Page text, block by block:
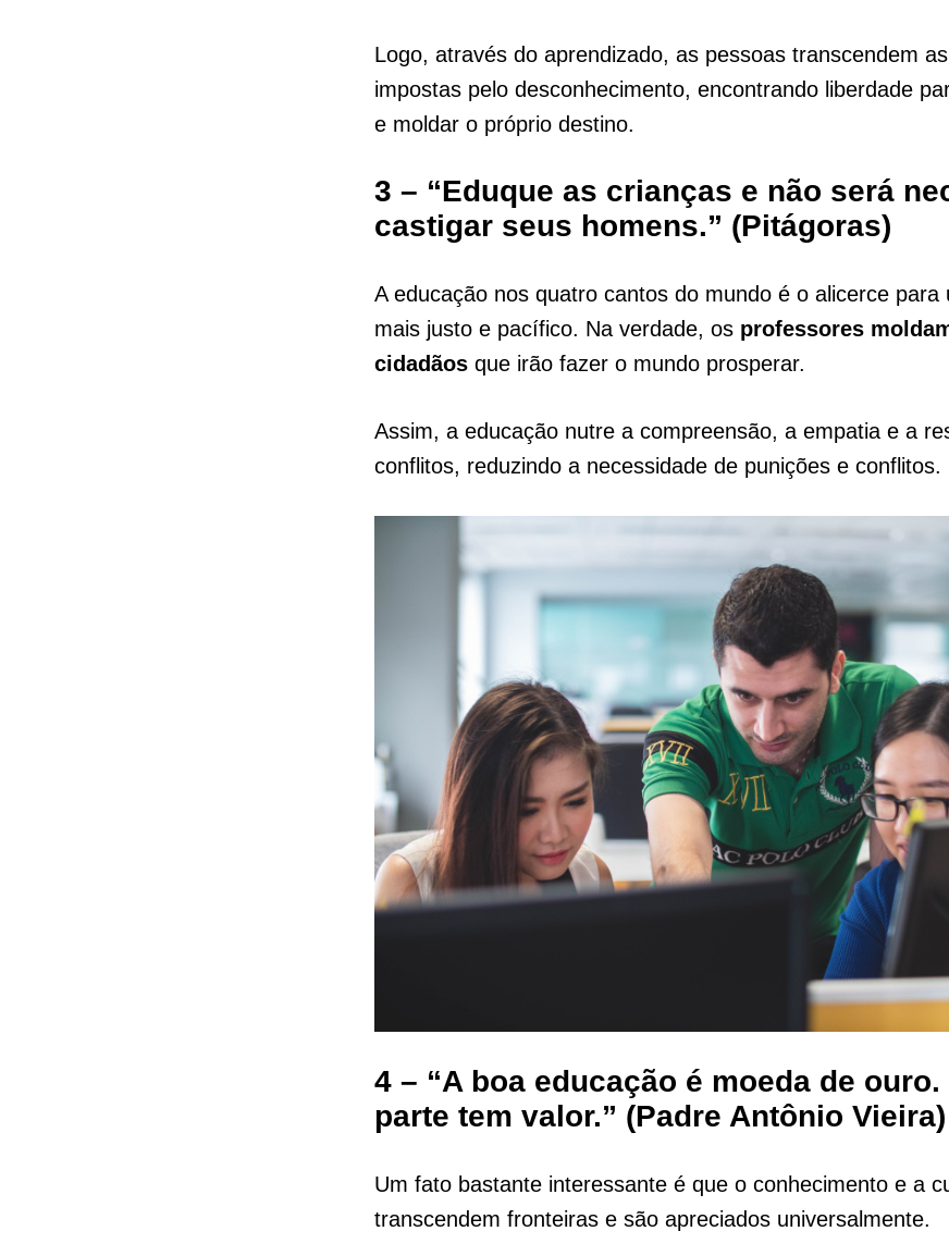
Logo, através do aprendizado, as pessoas transcendem
impostas pelo desconhecimento, encontrando liberdade
e moldar o próprio destino.
3 – “Eduque as crianças e não será
castigar seus homens.” (Pitágoras)
A educação nos quatro cantos do mundo é o alicerce para
mais justo e pacífico. Na verdade, os professores
cidadãos que irão fazer o mundo prosperar.
Assim, a educação nutre a compreensão, a empatia e a
conflitos, reduzindo a necessidade de punições e conflitos.
4 – “A boa educação é moeda de
parte tem valor.” (Padre Antônio Vieira)
Um fato bastante interessante é que o conhecimento e a
transcendem fronteiras e são apreciados universalmente.